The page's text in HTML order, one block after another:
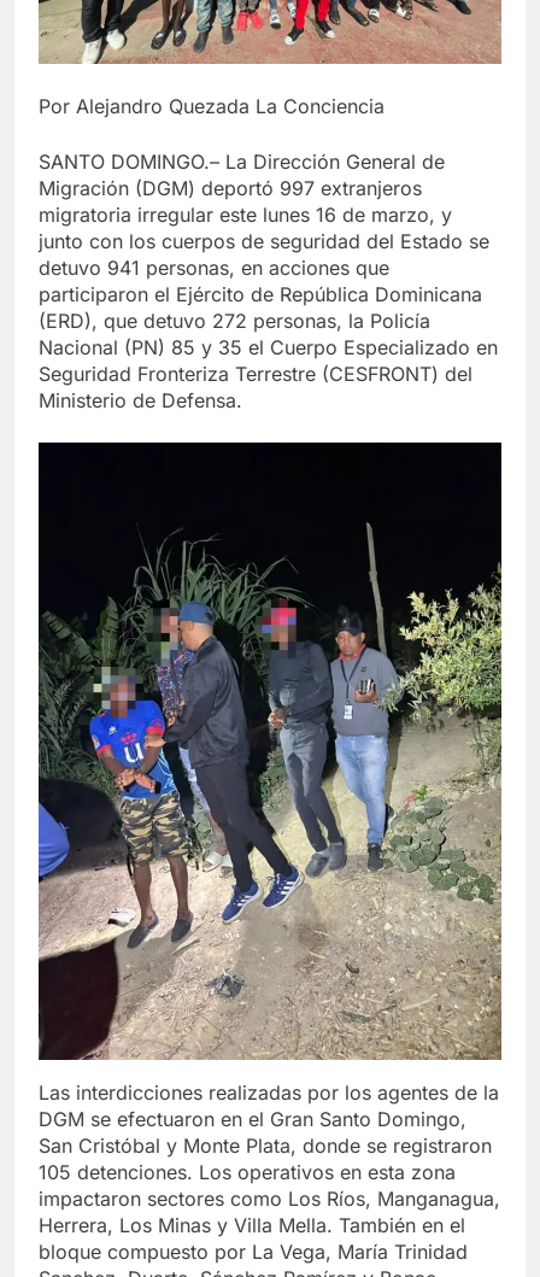
Por Alejandro Quezada La Conciencia
SANTO DOMINGO.– La Dirección General de
Migración (DGM) deportó 997 extranjeros
migratoria irregular este lunes 16 de marzo, y
junto con los cuerpos de seguridad del Estado se
detuvo 941 personas, en acciones que
participaron el Ejército de República Dominicana
(ERD), que detuvo 272 personas, la Policía
Nacional (PN) 85 y 35 el Cuerpo Especializado en
Seguridad Fronteriza Terrestre (CESFRONT) del
Ministerio de Defensa.
Las interdicciones realizadas por los agentes de la
DGM se efectuaron en el Gran Santo Domingo,
San Cristóbal y Monte Plata, donde se registraron
105 detenciones. Los operativos en esta zona
impactaron sectores como Los Ríos, Manganagua,
Herrera, Los Minas y Villa Mella. También en el
bloque compuesto por La Vega, María Trinidad